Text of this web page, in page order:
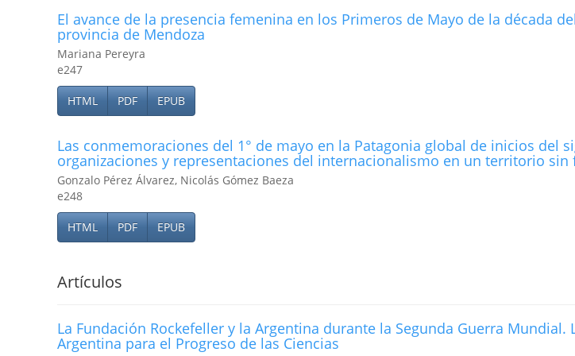
El avance de la presencia femenina en los Primeros de Mayo de la década
provincia de Mendoza
Mariana Pereyra
e247
HTML PDF EPUB
Las conmemoraciones del 1° de mayo en la Patagonia global de inicios del
organizaciones y representaciones del internacionalismo en un territorio sin
Gonzalo Pérez Álvarez, Nicolás Gómez Baeza
e248
HTML PDF EPUB
Artículos
La Fundación Rockefeller y la Argentina durante la Segunda Guerra Mundial.
Argentina para el Progreso de las Ciencias